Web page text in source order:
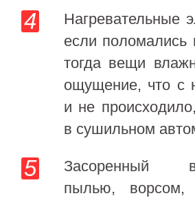
Нагревательные
если поломались
тогда вещи
ощущение, что с
и не
в сушильном
Засоренный
пылью, ворсом,